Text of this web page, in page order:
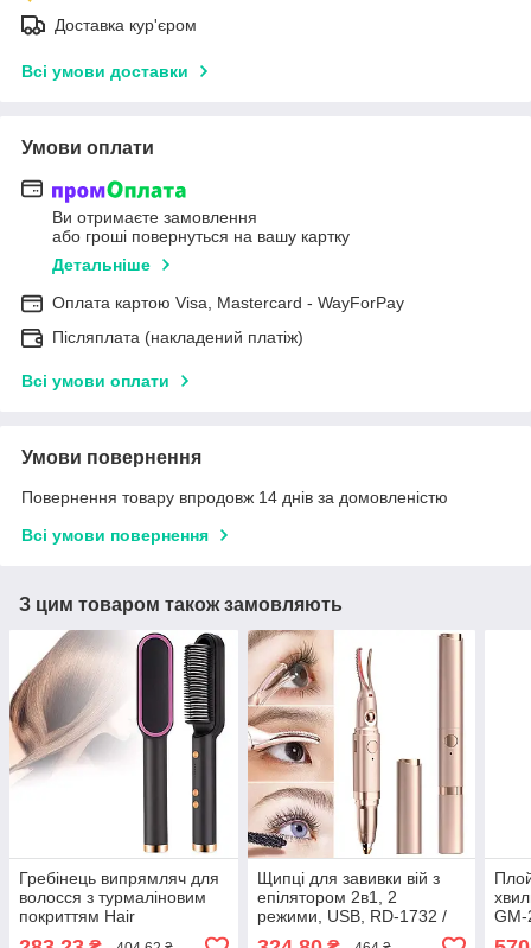
Доставка кур'єром
Всі умови доставки
Умови оплати
Ви отримаєте замовлення
або гроші повернуться на вашу картку
Детальніше
Оплата картою Visa, Mastercard - WayForPay
Післяплата (накладений платіж)
Всі умови оплати
Умови повернення
Повернення товару впродовж 14 днів за домовленістю
Всі умови повернення
З цим товаром також замовляють
Гребінець випрямляч для
волосся з турмаліновим
покриттям Hair
Щипці для завивки вій з
епілятором 2в1, 2
режими, USB, RD-1732 /
Плойка для вій / Епілятор